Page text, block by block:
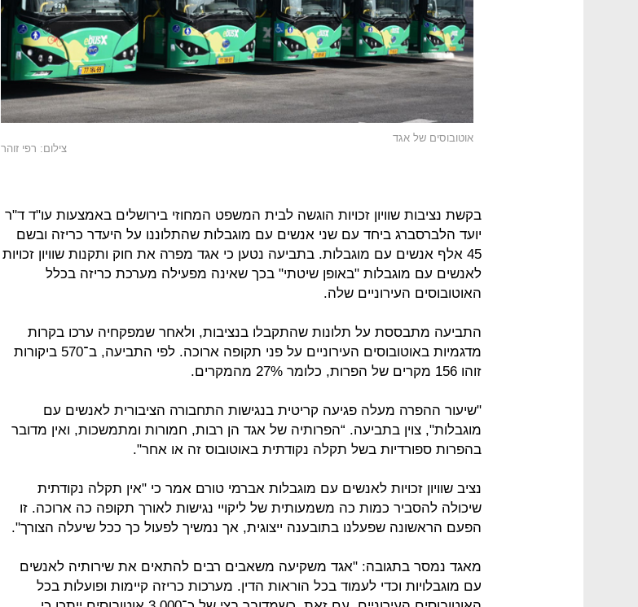
אוטובוסים של אגד
צילום: רפי זוהר
בקשת נציבות שוויון זכויות הוגשה לבית המשפט המחוזי בירושלים באמצעות עו"ד ד"ר
יועד הלברסברג ביחד עם שני אנשים עם מוגבלות שהתלוננו על היעדר כריזה ובשם
45 אלף אנשים עם מוגבלות. בתביעה נטען כי אגד מפרה את חוק ותקנות שוויון זכויות
לאנשים עם מוגבלות "באופן שיטתי" בכך שאינה מפעילה מערכת כריזה בכלל
האוטובוסים העירוניים שלה.
התביעה מתבססת על תלונות שהתקבלו בנציבות, ולאחר שמפקחיה ערכו בקרות
מדגמיות באוטובוסים העירוניים על פני תקופה ארוכה. לפי התביעה, ב־570 ביקורות
זוהו 156 מקרים של הפרות, כלומר 27% מהמקרים.
"שיעור ההפרה מעלה פגיעה קריטית בנגישות התחבורה הציבורית לאנשים עם
מוגבלות", צוין בתביעה. “הפרותיה של אגד הן רבות, חמורות ומתמשכות, ואין מדובר
בהפרות ספורדיות בשל תקלה נקודתית באוטובוס זה או אחר".
נציב שוויון זכויות לאנשים עם מוגבלות אברמי טורם אמר כי "אין תקלה נקודתית
שיכולה להסביר כמות כה משמעותית של ליקויי נגישות לאורך תקופה כה ארוכה. זו
הפעם הראשונה שפעלנו בתובענה ייצוגית, אך נמשיך לפעול כך ככל שיעלה הצורך".
מאגד נמסר בתגובה: "אגד משקיעה משאבים רבים להתאים את שירותיה לאנשים
עם מוגבלויות וכדי לעמוד בכל הוראות הדין. מערכות כריזה קיימות ופועלות בכל